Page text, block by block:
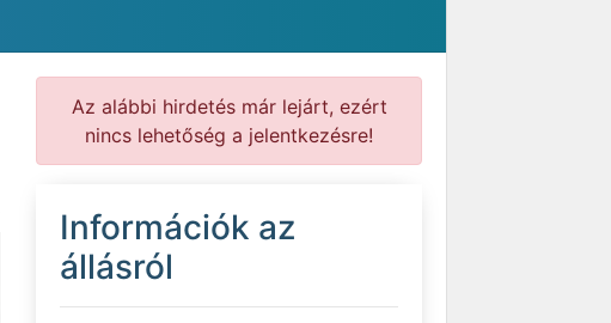
Az alábbi hirdetés már lejárt, ezért
nincs lehetőség a jelentkezésre!
Információk az
állásról